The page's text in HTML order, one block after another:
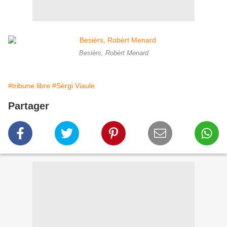
Besièrs, Robèrt Menard
#tribune libre #Sèrgi Viaule
Partager